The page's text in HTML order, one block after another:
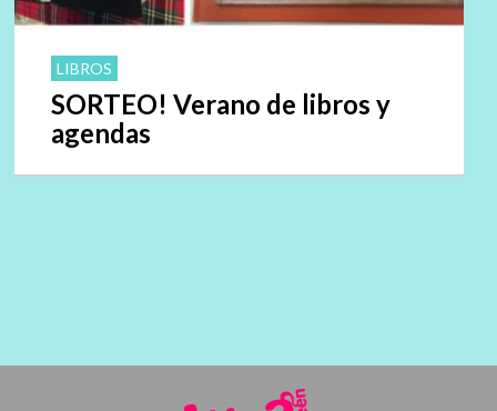
LIBROS
SORTEO! Verano de libros y
agendas